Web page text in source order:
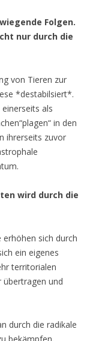
Folgen.
nur durch die
von Tieren zur
*destabilsiert*.
als
in den
ihrerseits zuvor
wird durch die
sich durch
ein eigenes
territorialen
übertragen und
durch die radikale